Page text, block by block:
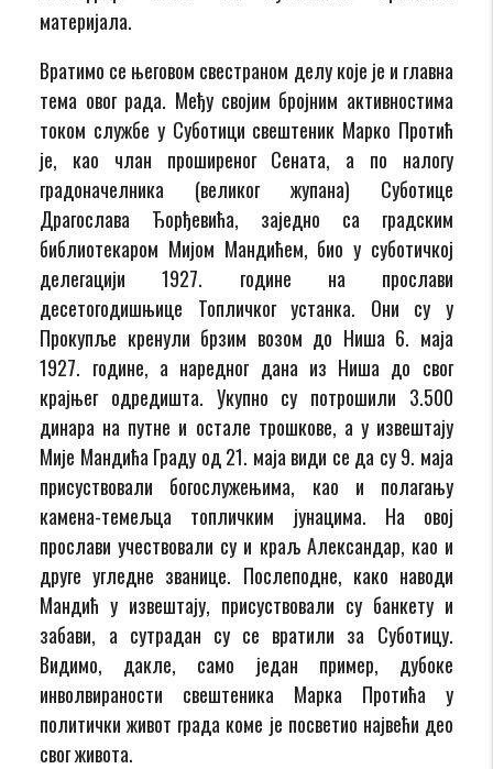
материјала.
Вратимо се његовом свестраном делу које је и главна
тема овог рада. Међу својим бројним активностима
током службе у Суботици свештеник Марко Протић
је, као члан проширеног Сената, а по налогу
градоначелника (великог жупана) Суботице
Драгослава Ђорђевића, заједно са градским
библиотекаром Мијом Мандићем, био у суботичкој
делегацији 1927. године на прослави
десетогодишњице Топличког устанка. Они су у
Прокупље кренули брзим возом до Ниша 6. маја
1927. године, а наредног дана из Ниша до свог
крајњег одредишта. Укупно су потрошили 3.500
динара на путне и остале трошкове, а у извештају
Мије Мандића Граду од 21. маја види се да су 9. маја
присуствовали богослужењима, као и полагању
камена-темељца топличким јунацима. На овој
прослави учествовали су и краљ Александар, као и
друге угледне званице. Послеподне, како наводи
Мандић у извештају, присуствовали су банкету и
забави, а сутрадан су се вратили за Суботицу.
Видимо, дакле, само један пример, дубоке
инволвираности свештеника Марка Протића у
политички живот града коме је посветио највећи део
свог живота.